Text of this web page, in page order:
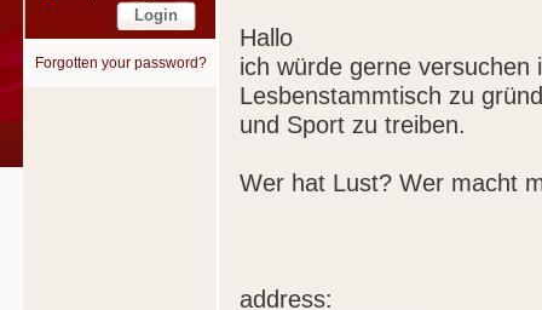
Forgotten your password?
Hallo
ich würde gerne versuchen
Lesbenstammtisch zu
und Sport zu treiben.
Wer hat Lust? Wer macht
address: